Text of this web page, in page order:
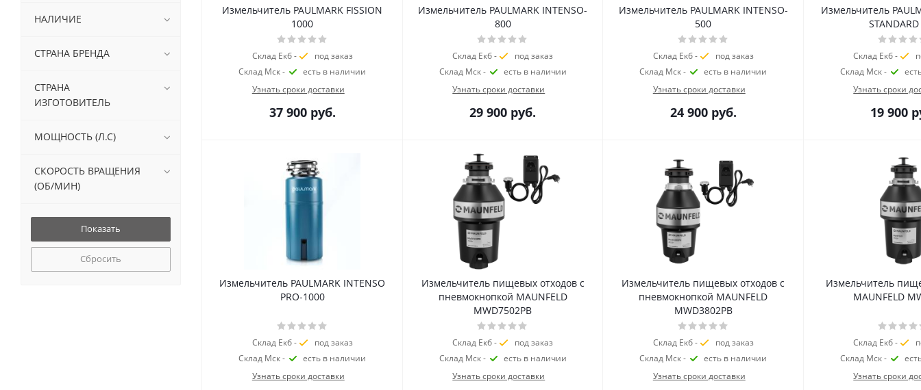
Измельчитель PAULMARK FISSION
1000
Склад Екб -
под заказ
Склад Мск -
есть в наличии
Узнать сроки доставки
37 900руб.
Измельчитель PAULMARK INTENSO-
800
Склад Екб -
под заказ
Склад Мск -
есть в наличии
Узнать сроки доставки
29 900 руб.
Измельчитель PAULMARK INTENSO-
500
Склад Екб -
под заказ
Склад Мск -
есть в наличии
Узнать сроки доставки
24 900руб.
Измельчитель
Склад Екб -
Склад Мск -
Узнать сроки
19 900
Измельчитель PAULMARK INTENSO
PRO-1000
Склад Екб -
под заказ
Склад Мск -
есть в наличии
Узнать сроки доставки
Измельчитель пищевых отходов с
пневмокнопкой MAUNFELD
MWD7502PB
Склад Екб -
под заказ
Склад Мск -
есть в наличии
Узнать сроки доставки
Измельчитель пищевых отходов с
пневмокнопкой MAUNFELD
MWD3802PB
Склад Екб -
под заказ
Склад Мск -
есть в наличии
Узнать сроки доставки
Измельчитель
MAUNFELD
Склад Екб -
Склад Мск -
Узнать сроки
НАЛИЧИЕ
СТРАНА БРЕНДА
СТРАНА
ИЗГОТОВИТЕЛЬ
МОЩНОСТЬ (Л.С)
СКОРОСТЬ ВРАЩЕНИЯ
(ОБ/МИН)
Сбросить